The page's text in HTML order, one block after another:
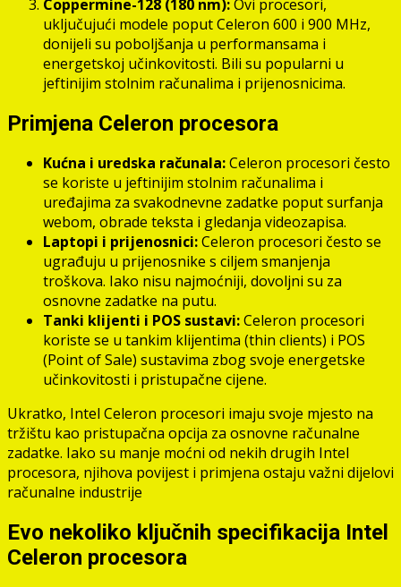
Coppermine-128 (180 nm):Ovi procesori,
uključujući modele poput Celeron 600 i 900 MHz,
donijeli su poboljšanja u performansama i
energetskoj učinkovitosti. Bili su popularni u
jeftinijim stolnim računalima i prijenosnicima.
Primjena Celeron procesora
Kućna i uredska računala:Celeron procesori često
se koriste u jeftinijim stolnim računalima i
uređajima za svakodnevne zadatke poput surfanja
webom, obrade teksta i gledanja videozapisa.
Laptopi i prijenosnici:Celeron procesori često se
ugrađuju u prijenosnike s ciljem smanjenja
troškova. Iako nisu najmoćniji, dovoljni su za
osnovne zadatke na putu.
Tanki klijenti i POS sustavi:Celeron procesori
koriste se u tankim klijentima (thin clients) i POS
(Point of Sale) sustavima zbog svoje energetske
učinkovitosti i pristupačne cijene.
Ukratko, Intel Celeron procesori imaju svoje mjesto na
tržištu kao pristupačna opcija za osnovne računalne
zadatke. Iako su manje moćni od nekih drugih Intel
procesora, njihova povijest i primjena ostaju važni dijelovi
računalne industrije
Evo nekoliko ključnih specifikacija Intel
Celeron procesora